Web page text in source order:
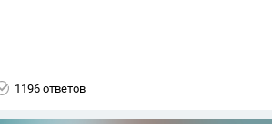
1196 ответов